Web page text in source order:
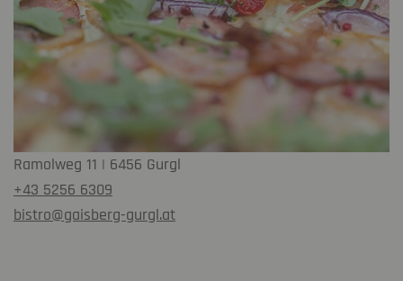
Ramolweg 11 | 6456 Gurgl
+43 5256 6309
bistro@gaisberg-gurgl.at